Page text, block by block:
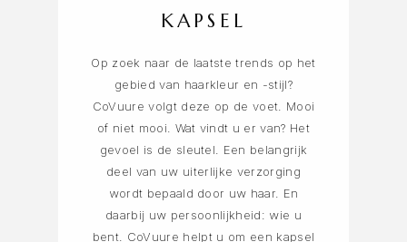
KAPSEL
Op zoek naar de laatste trends op het
gebied van haarkleur en -stijl?
CoVuure volgt deze op de voet. Mooi
of niet mooi. Wat vindt u er van? Het
gevoel is de sleutel. Een belangrijk
deel van uw uiterlijke verzorging
wordt bepaald door uw haar. En
daarbij uw persoonlijkheid: wie u
bent. CoVuure helpt u om een kapsel